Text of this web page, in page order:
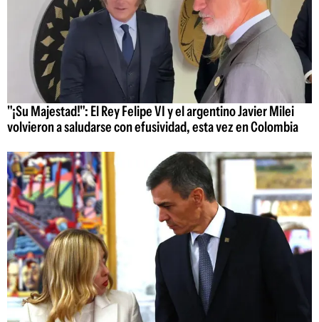
"¡Su Majestad!": El Rey Felipe VI y el argentino Javier Milei
volvieron a saludarse con efusividad, esta vez en Colombia